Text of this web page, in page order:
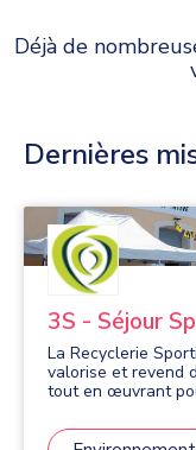
Déjà de
Dernières
3S - Séjour
Sportive
La Recyclerie
valorise et revend
tout en œuvrant
mobilité active. Elle a deux